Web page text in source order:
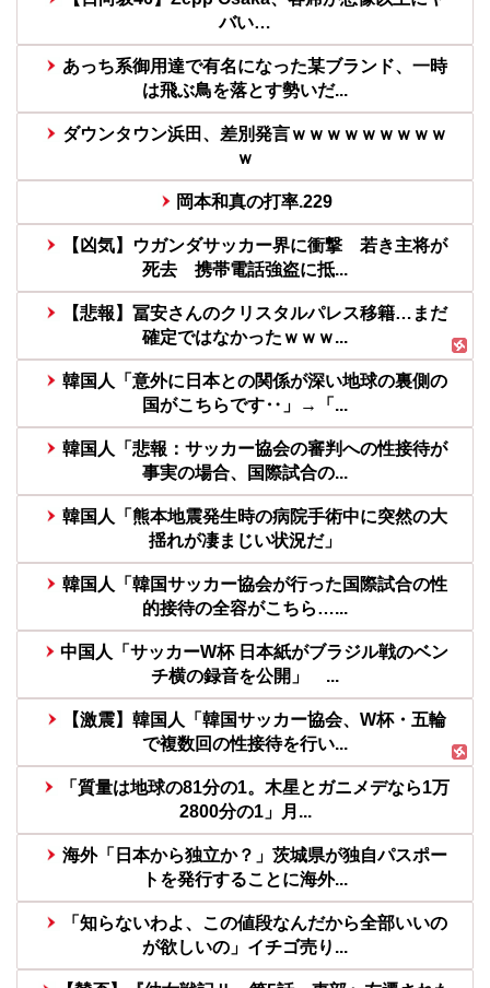
バい…
あっち系御用達で有名になった某ブランド、一時
は飛ぶ鳥を落とす勢いだ...
ダウンタウン浜田、差別発言ｗｗｗｗｗｗｗｗｗ
ｗ
岡本和真の打率.229
【凶気】ウガンダサッカー界に衝撃 若き主将が
死去 携帯電話強盗に抵...
【悲報】冨安さんのクリスタルパレス移籍…まだ
確定ではなかったｗｗｗ...
韓国人「意外に日本との関係が深い地球の裏側の
国がこちらです‥」→「...
韓国人「悲報：サッカー協会の審判への性接待が
事実の場合、国際試合の...
韓国人「熊本地震発生時の病院手術中に突然の大
揺れが凄まじい状況だ」
韓国人「韓国サッカー協会が行った国際試合の性
的接待の全容がこちら…...
中国人「サッカーW杯 日本紙がブラジル戦のベン
チ横の録音を公開」 ...
【激震】韓国人「韓国サッカー協会、W杯・五輪
で複数回の性接待を行い...
「質量は地球の81分の1。木星とガニメデなら1万
2800分の1」月...
海外「日本から独立か？」茨城県が独自パスポー
トを発行することに海外...
「知らないわよ、この値段なんだから全部いいの
が欲しいの」イチゴ売り...